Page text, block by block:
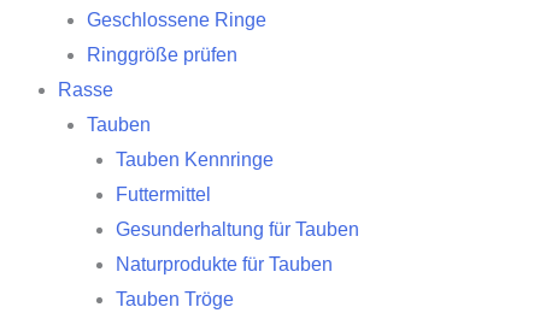
Geschlossene Ringe
Ringgröße prüfen
Rasse
Tauben
Tauben Kennringe
Futtermittel
Gesunderhaltung für Tauben
Naturprodukte für Tauben
Tauben Tröge